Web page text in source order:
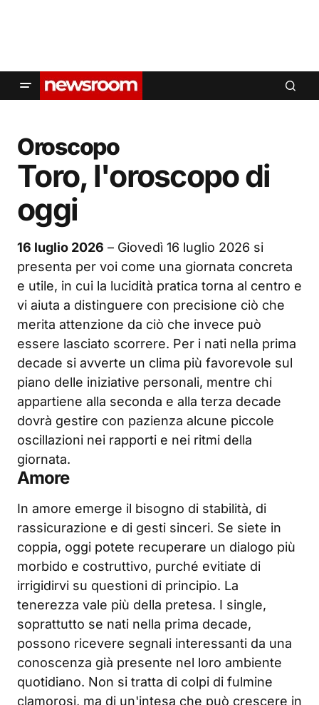
Oroscopo
Toro, l'oroscopo di
oggi
16 luglio 2026 – Giovedì 16 luglio 2026 si
presenta per voi come una giornata concreta
e utile, in cui la lucidità pratica torna al centro e
vi aiuta a distinguere con precisione ciò che
merita attenzione da ciò che invece può
essere lasciato scorrere. Per i nati nella prima
decade si avverte un clima più favorevole sul
piano delle iniziative personali, mentre chi
appartiene alla seconda e alla terza decade
dovrà gestire con pazienza alcune piccole
oscillazioni nei rapporti e nei ritmi della
giornata.
Amore
In amore emerge il bisogno di stabilità, di
rassicurazione e di gesti sinceri. Se siete in
coppia, oggi potete recuperare un dialogo più
morbido e costruttivo, purché evitiate di
irrigidirvi su questioni di principio. La
tenerezza vale più della pretesa. I single,
soprattutto se nati nella prima decade,
possono ricevere segnali interessanti da una
conoscenza già presente nel loro ambiente
quotidiano. Non si tratta di colpi di fulmine
clamorosi, ma di un'intesa che può crescere in